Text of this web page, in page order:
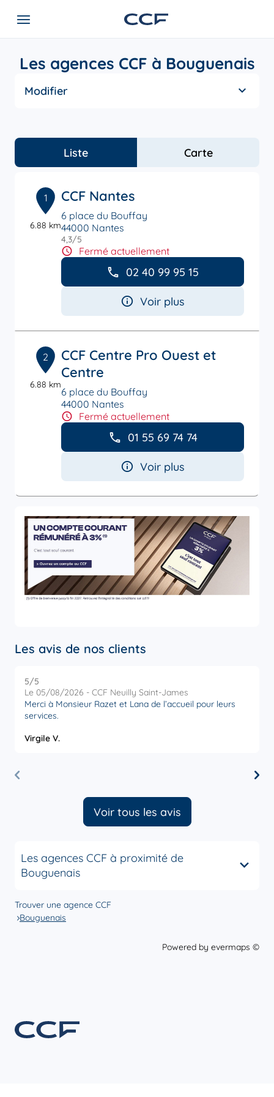
Les agences CCF à Bouguenais
Modifier
Liste Carte
1
6.88 km
CCF Nantes
6 place du Bouffay
44000 Nantes
4,3/5
Fermé actuellement
02 40 99 95 15
Voir plus
2
6.88 km
CCF Centre Pro Ouest et
Centre
6 place du Bouffay
44000 Nantes
Fermé actuellement
01 55 69 74 74
Voir plus
Les avis de nos clients
5/5
Le 05/08/2026 - CCF Neuilly Saint-James
Merci à Monsieur Razet et Lana de l’accueil pour leurs
services.
Virgile V.
Voir tous les avis
Les agences CCF à proximité de
Bouguenais
Trouver une agence CCF
Bouguenais
Powered by evermaps ©